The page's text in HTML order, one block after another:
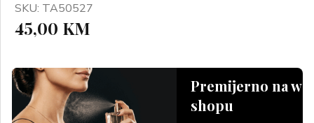
SKU: TA50527
45,00 KM
Premijerno na
shopu